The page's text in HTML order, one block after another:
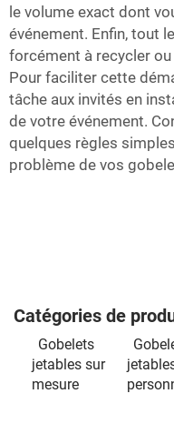
le volume exact dont
événement. Enfin, tout
forcément à recycler
Pour faciliter cette
tâche aux invités en
de votre événement.
quelques règles
problème de vos
Catégories de
Gobelets
jetables sur
mesure